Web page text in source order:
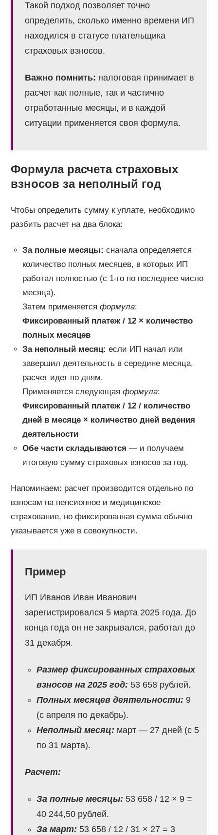
Такой подход позволяет точно
определить, сколько именно времени ИП
находился в статусе плательщика
страховых взносов.
Важно помнить: налоговая принимает в
расчет как полные, так и частично
отработанные месяцы, и в каждой
ситуации применяется своя формула.
Формула расчета страховых
взносов за неполный год
Чтобы определить сумму к уплате, необходимо
разбить расчет на два блока:
За полные месяцы: сначала определяется
количество полных месяцев, в которых ИП
работал полностью (с 1-го по последнее число
месяца).
Затем применяется формула:
Фиксированный платеж / 12 × количество
полных месяцев
За неполный месяц: если ИП начал или
завершил деятельность в середине месяца,
расчет идет по дням.
Применяется следующая формула:
Фиксированный платеж / 12 / количество
дней в месяце × количество дней ведения
деятельности
Обе части складываются — и получаем
итоговую сумму страховых взносов за год.
Напоминаем: расчет производится отдельно по
взносам на пенсионное и медицинское
страхование, но фиксированная сумма обычно
указывается уже в совокупности.
Пример
ИП Иванов Иван Иванович
зарегистрировался 5 марта 2025 года. До
конца года он не закрывался, работал до
31 декабря.
Размер фиксированных страховых
взносов на 2025 год: 53 658 рублей.
Полных месяцев деятельности: 9
(с апреля по декабрь).
Неполный месяц: март — 27 дней (с 5
по 31 марта).
Расчет:
За полные месяцы: 53 658 / 12 × 9 =
40 244,50 рублей.
За март: 53 658 / 12 / 31 × 27 = 3